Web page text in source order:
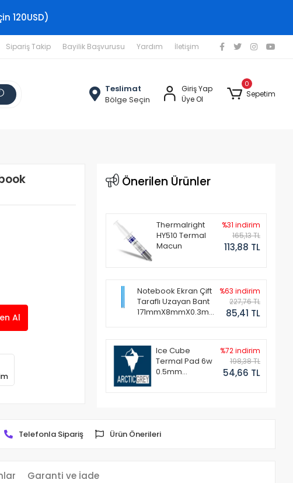
120USD)
Sipariş Takip Bayilik Başvurusu Yardım İletişim
Teslimat
Bölge Seçin
Giriş Yap
Üye Ol
0
Sepetim
Al
Önerilen Ürünler
Thermalright
HY510 Termal
Macun
%31 indirim
165,13 TL
113,88 TL
Notebook Ekran Çift
Taraflı Uzayan Bant
171mmX8mmX0.3mm
%63 indirim
227,76 TL
85,41 TL
Ice Cube
Termal Pad 6w
0.5mm
%72 indirim
198,38 TL
54,66 TL
Telefonla Sipariş Ürün Önerileri
Garanti ve İade